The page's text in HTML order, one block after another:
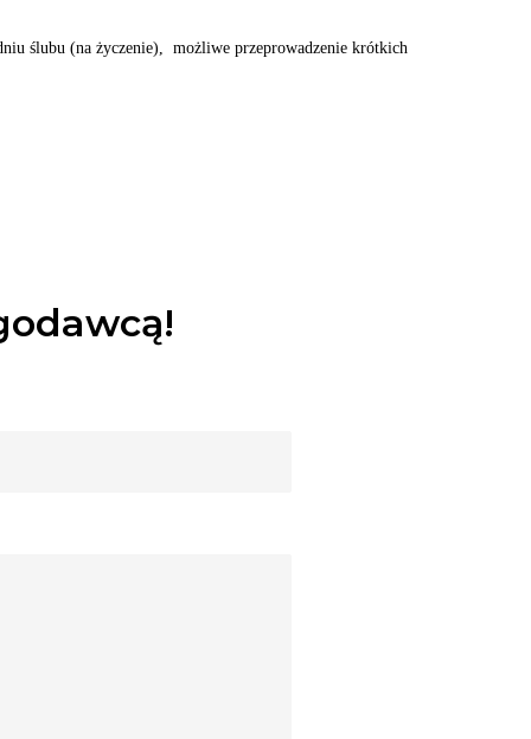
ślubu (na życzenie), możliwe przeprowadzenie krótkich